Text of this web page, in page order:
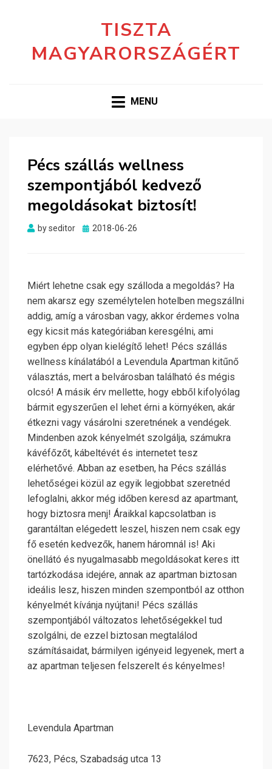
TISZTA
MAGYARORSZÁGÉRT
MENU
Pécs szállás wellness
szempontjából kedvező
megoldásokat biztosít!
byseditor
Posted
2018-06-26
Miért lehetne csak egy szálloda a megoldás? Ha
nem akarsz egy személytelen hotelben megszállni
addig, amíg a városban vagy, akkor érdemes volna
egy kicsit más kategóriában keresgélni, ami
egyben épp olyan kielégítő lehet! Pécs szállás
wellness kínálatából a Levendula Apartman kitűnő
választás, mert a belvárosban található és mégis
olcsó! A másik érv mellette, hogy ebből kifolyólag
bármit egyszerűen el lehet érni a környéken, akár
étkezni vagy vásárolni szeretnének a vendégek.
Mindenben azok kényelmét szolgálja, számukra
kávéfőzőt, kábeltévét és internetet tesz
elérhetővé. Abban az esetben, ha Pécs szállás
lehetőségei közül az egyik legjobbat szeretnéd
lefoglalni, akkor még időben keresd az apartmant,
hogy biztosra menj! Áraikkal kapcsolatban is
garantáltan elégedett leszel, hiszen nem csak egy
fő esetén kedvezők, hanem háromnál is! Aki
önellátó és nyugalmasabb megoldásokat keres itt
tartózkodása idejére, annak az apartman biztosan
ideális lesz, hiszen minden szempontból az otthon
kényelmét kívánja nyújtani! Pécs szállás
szempontjából változatos lehetőségekkel tud
szolgálni, de ezzel biztosan megtalálod
számításaidat, bármilyen igényeid legyenek, mert a
az apartman teljesen felszerelt és kényelmes!
Levendula Apartman
7623, Pécs, Szabadság utca 13